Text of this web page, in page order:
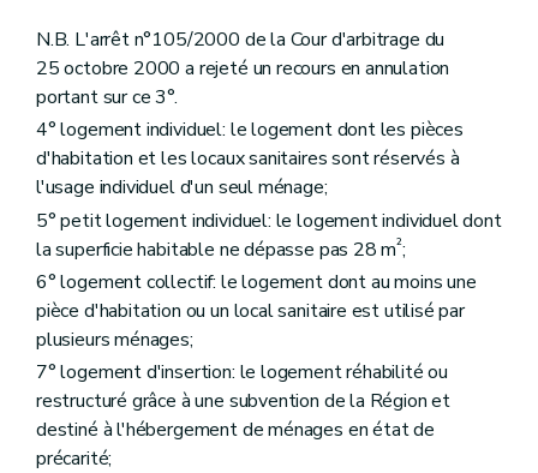
Section 2 Des aides à l'équipement d'ensembles de logements
Sous-section première
Des aides à l'équipement
Art. 44
Art. 45
Art. 46
Sous-section 2
Des conditions d'octroi et du calcul des aides
Art. 47
Art. 48
Art. 49
Art. 50
Sous-section 3 De la procédure
Art. 51
Art. 52
Chapitre IV
Section première Des aides au logement
Sous-section première Des catégories d'aide
Art. 54
Art. 55
N.B. L'arrêt n°105/2000 de la Cour d'arbitrage du
25 octobre 2000 a rejeté un recours en annulation
portant sur ce 3°.
4° logement individuel: le logement dont les pièces
d'habitation et les locaux sanitaires sont réservés à
l'usage individuel d'un seul ménage;
5° petit logement individuel: le logement individuel dont
la superficie habitable ne dépasse pas 28 m²;
6° logement collectif: le logement dont au moins une
pièce d'habitation ou un local sanitaire est utilisé par
plusieurs ménages;
7° logement d'insertion: le logement réhabilité ou
restructuré grâce à une subvention de la Région et
destiné à l'hébergement de ménages en état de
précarité;